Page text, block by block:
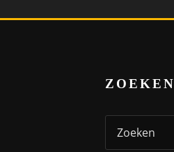
ZOEKEN